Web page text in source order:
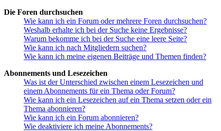
Die Foren durchsuchen
Wie kann ich ein Forum oder mehrere Foren durchsuchen?
Weshalb erhalte ich bei der Suche keine Ergebnisse?
Warum bekomme ich bei der Suche eine leere Seite?
Wie kann ich nach Mitgliedern suchen?
Wie kann ich meine eigenen Beiträge und Themen finden?
Abonnements und Lesezeichen
Was ist der Unterschied zwischen einem Lesezeichen und
einem Abonnements für ein Thema oder Forum?
Wie kann ich ein Lesezeichen auf ein Thema setzen oder ein
Thema abonnieren?
Wie kann ich ein Forum abonnieren?
Wie deaktiviere ich meine Abonnements?